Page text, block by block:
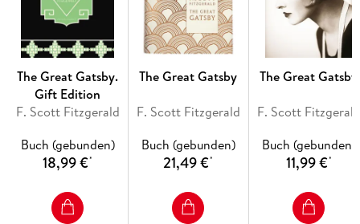
The Great Gatsby.
Gift Edition
F. Scott Fitzgerald
Buch (gebunden)
18,99 €*
The Great Gatsby
F. Scott Fitzgerald
Buch (gebunden)
21,49 €*
The Great Gatsby
F. Scott Fitzgerald
Buch (gebunden)
11,99 €*